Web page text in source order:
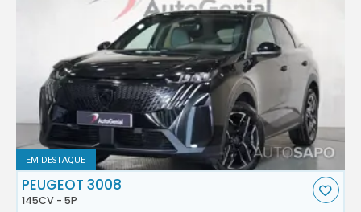
EM DESTAQUE
PEUGEOT 3008
145CV - 5P